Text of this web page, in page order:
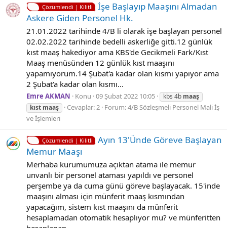
Çözümlendi | Kilitli
İşe Başlayıp Maaşını Almadan
Askere Giden Personel Hk.
21.01.2022 tarihinde 4/B li olarak işe başlayan personel
02.02.2022 tarihinde bedelli askerliğe gitti.12 günlük
kıst maaş hakediyor ama KBS'de Gecikmeli Fark/Kıst
Maaş menüsünden 12 günlük kıst maaşını
yapamıyorum.14 Şubat'a kadar olan kısmı yapıyor ama
2 Şubat'a kadar olan kısmı...
Emre AKMAN Konu 09 Şubat 2022 10:05 kbs 4b maaş
kıst maaş Cevaplar: 2 Forum:4/B Sözleşmeli Personel Mali İş
ve İşlemleri
Çözümlendi | Kilitli
Ayın 13'Ünde Göreve Başlayan
Memur Maaşı
Merhaba kurumumuza açıktan atama ile memur
unvanlı bir personel ataması yapıldı ve personel
perşembe ya da cuma günü göreve başlayacak. 15'inde
maaşını alması için münferit maaş kısmından
yapacağım, sistem kıst maaşını da münferit
hesaplamadan otomatik hesaplıyor mu? ve münferitten